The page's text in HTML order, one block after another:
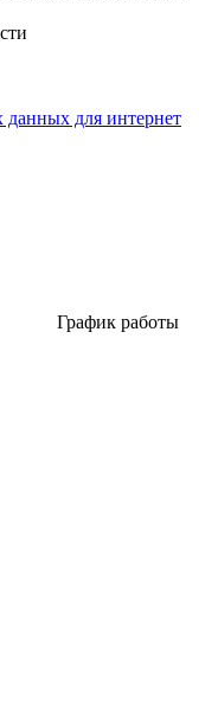
данных для интернет
График работы